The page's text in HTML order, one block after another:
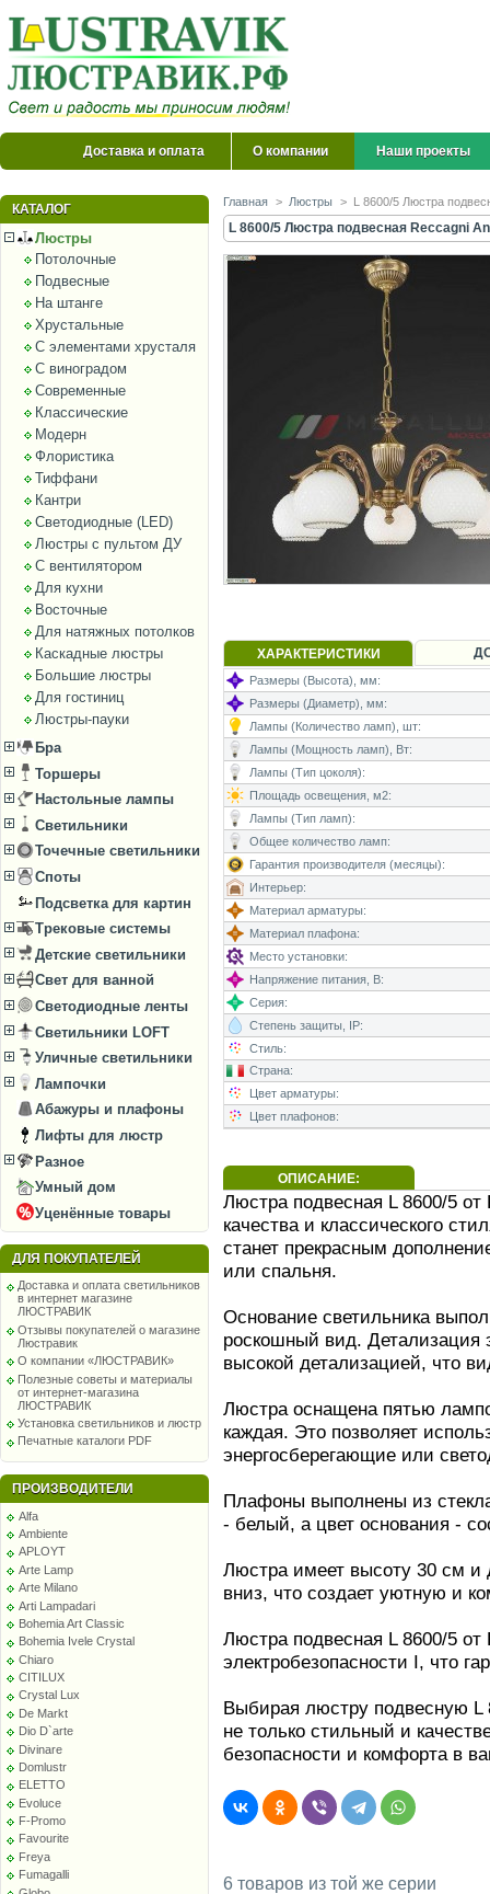
Доставка и оплата О компании Наши проекты
КАТАЛОГ
Люстры
Потолочные
Подвесные
На штанге
Хрустальные
С элементами хрусталя
С виноградом
Современные
Классические
Модерн
Флористика
Тиффани
Кантри
Светодиодные (LED)
Люстры с пультом ДУ
С вентилятором
Для кухни
Восточные
Для натяжных потолков
Каскадные люстры
Большие люстры
Для гостиниц
Люстры-пауки
Бра
Торшеры
Настольные лампы
Светильники
Точечные светильники
Споты
Подсветка для картин
Трековые системы
Детские светильники
Свет для ванной
Светодиодные ленты
Светильники LOFT
Уличные светильники
Лампочки
Абажуры и плафоны
Лифты для люстр
Разное
Умный дом
Уценённые товары
ДЛЯ ПОКУПАТЕЛЕЙ
Доставка и оплата светильников
в интернет магазине
ЛЮСТРАВИК
Отзывы покупателей о магазине
Люстравик
О компании «ЛЮСТРАВИК»
Полезные советы и материалы
от интернет-магазина
ЛЮСТРАВИК
Установка светильников и люстр
Печатные каталоги PDF
ПРОИЗВОДИТЕЛИ
Alfa
Ambiente
APLOYT
Arte Lamp
Arte Milano
Arti Lampadari
Bohemia Art Classic
Bohemia Ivele Crystal
Chiaro
CITILUX
Crystal Lux
De Markt
Dio D`arte
Divinare
Domlustr
ELETTO
Evoluce
F-Promo
Favourite
Freya
Fumagalli
Главная > Люстры > L 8600/5 Люстра
L 8600/5 Люстра подвесная Reccagni
ХАРАКТЕРИСТИКИ
Размеры (Высота), мм:
Размеры (Диаметр), мм:
Лампы (Количество ламп), шт:
Лампы (Мощность ламп), Вт:
Лампы (Тип цоколя):
Площадь освещения, м2:
Лампы (Тип ламп):
Общее количество ламп:
Гарантия производителя (месяцы):
Интерьер:
Материал арматуры:
Материал плафона:
Место установки:
Напряжение питания, В:
Серия:
Степень защиты, IP:
Стиль:
Страна:
Цвет арматуры:
Цвет плафонов:
ОПИСАНИЕ:
Люстра подвесная L 8600/5 от
качества и классического
станет прекрасным
или спальня.
Основание светильника
роскошный вид. Детализация
высокой детализацией, что
Люстра оснащена пятью
каждая. Это позволяет
энергосберегающие или
Плафоны выполнены из
- белый, а цвет основания -
Люстра имеет высоту 30 см
вниз, что создает уютную и
Люстра подвесная L 8600/5 от
электробезопасности I, что
Выбирая люстру подвесную L
не только стильный и
безопасности и комфорта в
6 товаров из той же серии